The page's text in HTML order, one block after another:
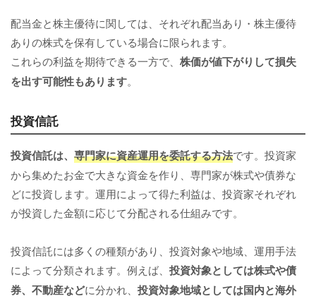
配当金と株主優待に関しては、それぞれ配当あり・株主優待
ありの株式を保有している場合に限られます。
これらの利益を期待できる一方で、 株価が値下がりして損失
を出す可能性もあります。
投資信託
投資信託は、 専門家に資産運用を委託する方法です。投資家
から集めたお金で大きな資金を作り、専門家が株式や債券な
どに投資します。運用によって得た利益は、投資家それぞれ
が投資した金額に応じて分配される仕組みです。
投資信託には多くの種類があり、投資対象や地域、運用手法
によって分類されます。例えば、 投資対象としては株式や債
券、不動産などに分かれ、 投資対象地域としては国内と海外